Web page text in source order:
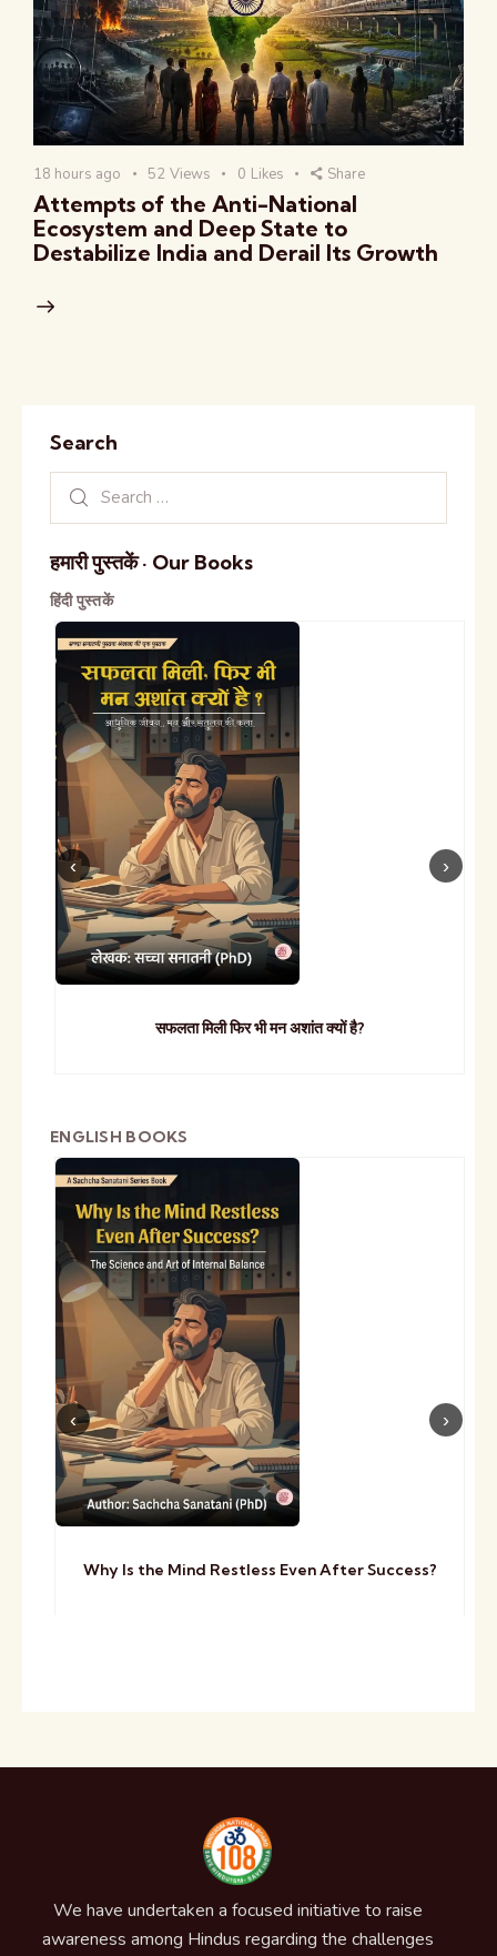
18 hours ago 52 Views 0 Likes Share
Attempts of the Anti-National
Ecosystem and Deep State to
Destabilize India and Derail Its Growth
Search
हमारी पुस्तकें · Our Books
हिंदी पुस्तकें
सफलता मिली फिर भी मन अशांत क्यों है?
ENGLISH BOOKS
Why Is the Mind Restless Even After Success?
We have undertaken a focused initiative to raise
awareness among Hindus regarding the challenges